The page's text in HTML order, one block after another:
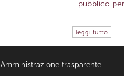
pubblico
leggi tutto
Amministrazione trasparente